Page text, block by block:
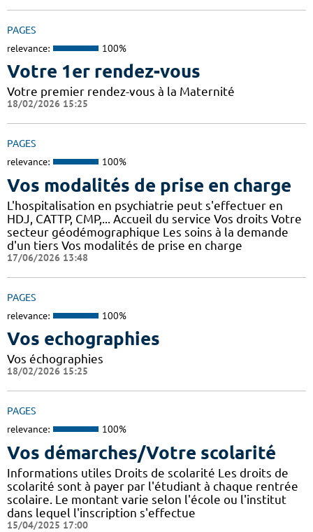
PAGES
relevance: 100%
Votre 1er rendez-vous
Votre premier rendez-vous à la Maternité
18/02/2026 15:25
PAGES
relevance: 100%
Vos modalités de prise en charge
L'hospitalisation en psychiatrie peut s'effectuer en
HDJ, CATTP, CMP,... Accueil du service Vos droits Votre
secteur géodémographique Les soins à la demande
d'un tiers Vos modalités de prise en charge
17/06/2026 13:48
PAGES
relevance: 100%
Vos echographies
Vos échographies
18/02/2026 15:25
PAGES
relevance: 100%
Vos démarches/Votre scolarité
Informations utiles Droits de scolarité Les droits de
scolarité sont à payer par l'étudiant à chaque rentrée
scolaire. Le montant varie selon l'école ou l'institut
dans lequel l'inscription s'effectue
15/04/2025 17:00